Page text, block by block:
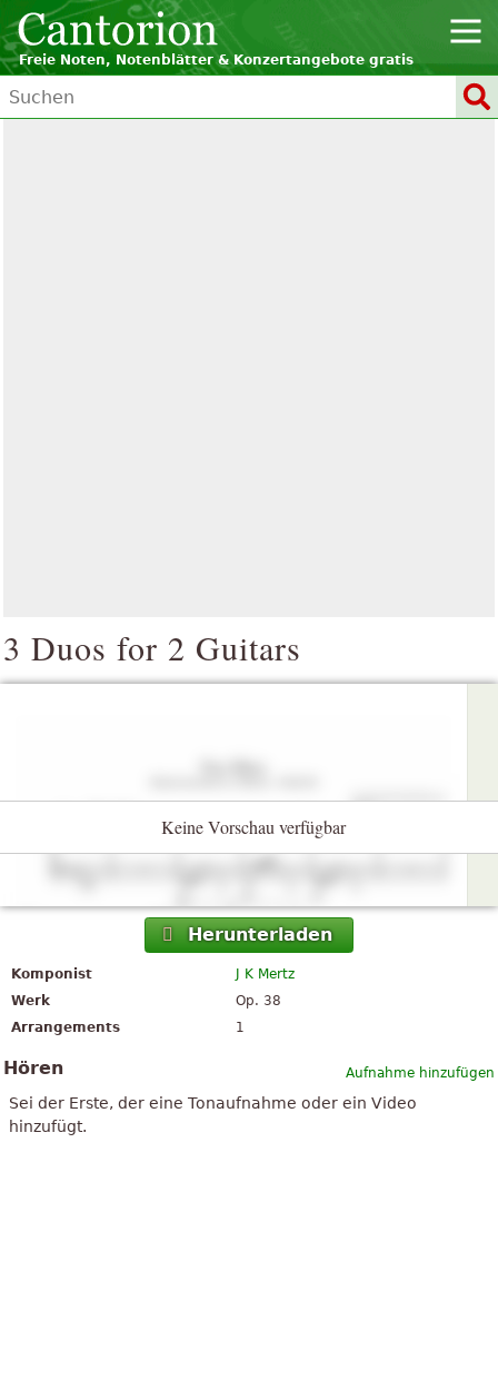
Freie Noten, Notenblätter & Konzertangebote gratis
3 Duos for 2 Guitars
Keine Vorschau verfügbar
Herunterladen
Komponist
J K Mertz
Werk
Op. 38
Arrangements
1
Aufnahme hinzufügen
Hören
Sei der Erste, der eine Tonaufnahme oder ein Video
hinzufügt.